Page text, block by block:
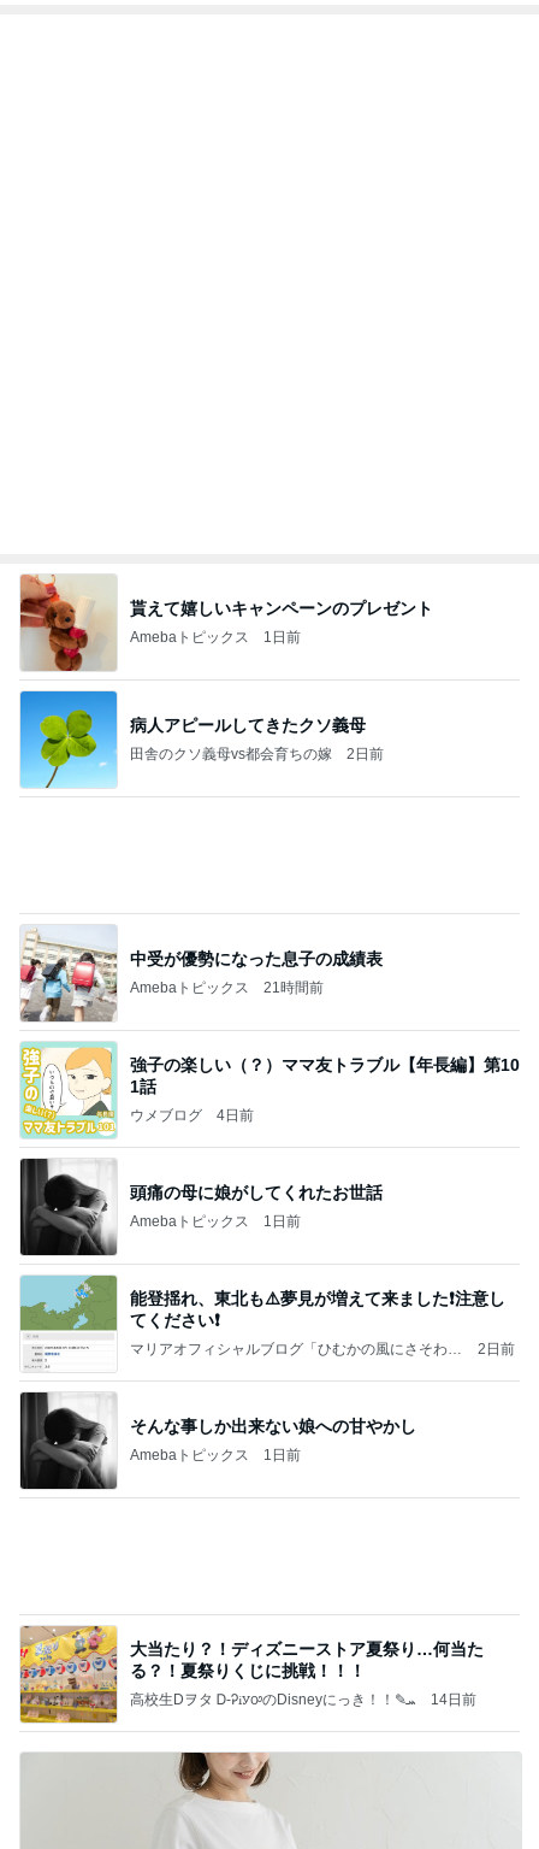
貰えて嬉しいキャンペーンのプレゼント
Amebaトピックス 1日前
病人アピールしてきたクソ義母
田舎のクソ義母vs都会育ちの嫁 2日前
中受が優勢になった息子の成績表
Amebaトピックス 21時間前
強子の楽しい（？）ママ友トラブル【年長編】第10
1話
ウメブログ 4日前
頭痛の母に娘がしてくれたお世話
Amebaトピックス 1日前
能登揺れ、東北も⚠️夢見が増えて来ました❗️注意し
てください❗️
マリアオフィシャルブログ「ひむかの風にさそわれ
2日前
そんな事しか出来ない娘への甘やかし
Amebaトピックス 1日前
大当たり？！ディズニーストア夏祭り…何当た
る？！夏祭りくじに挑戦！！！
高校生Dヲタ Ꭰ-ᎮꭵꭹꭴのDisneyにっき！！✎ܚ 14日前